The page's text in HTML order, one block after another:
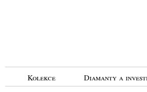
Kolekce Diamanty a